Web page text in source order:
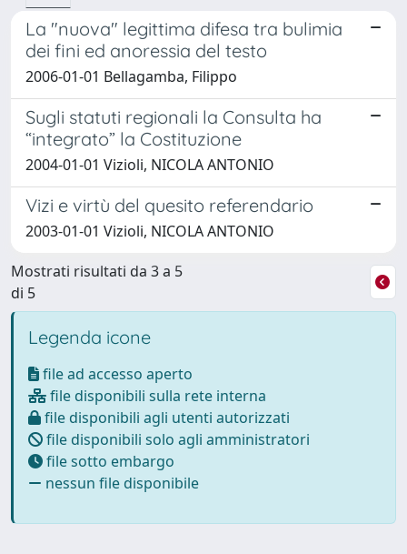
La "nuova" legittima difesa tra bulimia
dei fini ed anoressia del testo
2006-01-01 Bellagamba, Filippo
Sugli statuti regionali la Consulta ha
“integrato” la Costituzione
2004-01-01 Vizioli, NICOLA ANTONIO
Vizi e virtù del quesito referendario
2003-01-01 Vizioli, NICOLA ANTONIO
Mostrati risultati da 3 a 5
di 5
Legenda icone
file ad accesso aperto
file disponibili sulla rete interna
file disponibili agli utenti autorizzati
file disponibili solo agli amministratori
file sotto embargo
nessun file disponibile